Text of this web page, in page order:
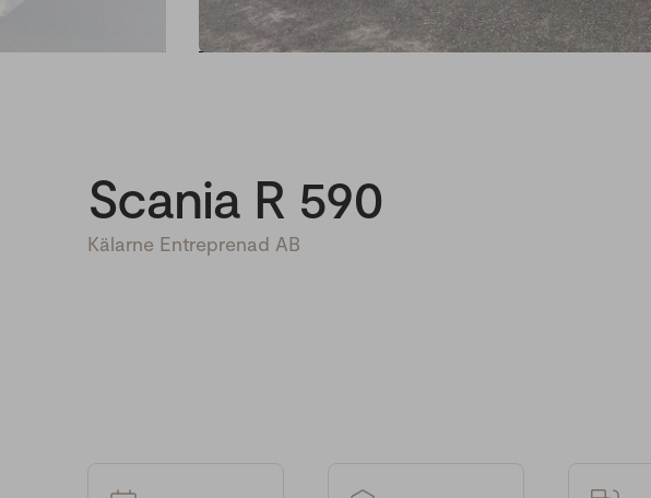
Scania R 590
Kälarne Entreprenad AB